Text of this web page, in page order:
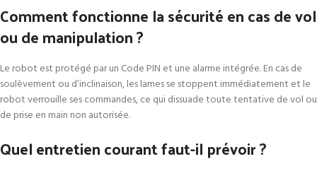
Comment fonctionne la sécurité en cas de vol
ou de manipulation ?
Le robot est protégé par un Code PIN et une alarme intégrée. En cas de
soulèvement ou d’inclinaison, les lames se stoppent immédiatement et le
robot verrouille ses commandes, ce qui dissuade toute tentative de vol ou
de prise en main non autorisée.
Quel entretien courant faut-il prévoir ?